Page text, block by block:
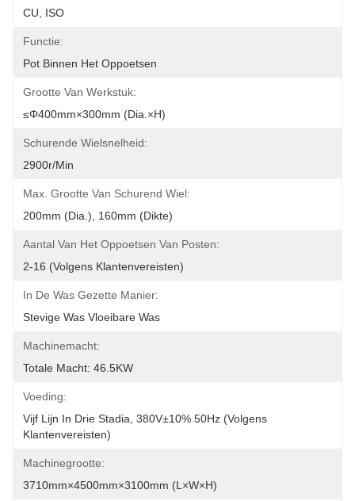
CU, ISO
Functie:
Pot Binnen Het Oppoetsen
Grootte Van Werkstuk:
≤φ400mm×300mm (Dia.×H)
Schurende Wielsnelheid:
2900r/min
Max. Grootte Van Schurend Wiel:
200mm (Dia.), 160mm (Dikte)
Aantal Van Het Oppoetsen Van Posten:
2-16 (volgens Klantenvereisten)
In De Was Gezette Manier:
Stevige Was Vloeibare Was
Machinemacht:
Totale Macht: 46.5KW
Voeding:
Vijf Lijn In Drie Stadia, 380V±10% 50Hz (volgens
Klantenvereisten)
Machinegrootte:
3710mm×4500mm×3100mm (L×W×H)